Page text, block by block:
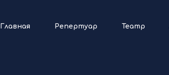
Главная Репертуар Театр